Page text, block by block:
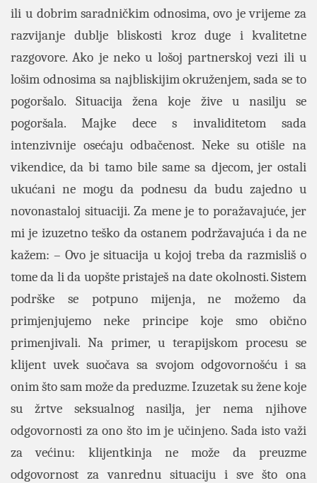
ili u dobrim saradničkim odnosima, ovo je vrijeme za
razvijanje dublje bliskosti kroz duge i kvalitetne
razgovore. Ako je neko u lošoj partnerskoj vezi ili u
lošim odnosima sa najbliskijim okruženjem, sada se to
pogoršalo. Situacija žena koje žive u nasilju se
pogoršala. Majke dece s invaliditetom sada
intenzivnije osećaju odbačenost. Neke su otišle na
vikendice, da bi tamo bile same sa djecom, jer ostali
ukućani ne mogu da podnesu da budu zajedno u
novonastaloj situaciji. Za mene je to poražavajuće, jer
mi je izuzetno teško da ostanem podržavajuća i da ne
kažem: – Ovo je situacija u kojoj treba da razmisliš o
tome da li da uopšte pristaješ na date okolnosti. Sistem
podrške se potpuno mijenja, ne možemo da
primjenjujemo neke principe koje smo obično
primenjivali. Na primer, u terapijskom procesu se
klijent uvek suočava sa svojom odgovornošću i sa
onim što sam može da preduzme. Izuzetak su žene koje
su žrtve seksualnog nasilja, jer nema njihove
odgovornosti za ono što im je učinjeno. Sada isto važi
za većinu: klijentkinja ne može da preuzme
odgovornost za vanrednu situaciju i sve što ona